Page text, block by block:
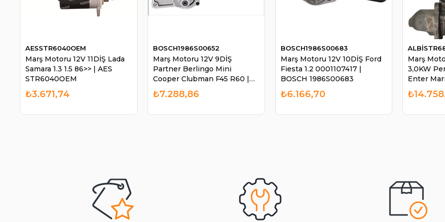
Marş Motoru 12V 11DİŞ Lada
Samara 1.3 1.5 86>> | AES
STR6040OEM
AESSTR6040OEM
₺3.671,74
Marş Motoru 12V 9DİŞ
Partner Berlingo Mini
Cooper Clubman F45 R60 |
BOSCH 1986S00652
BOSCH1986S00652
₺7.288,86
Marş Motoru 12V 10DİŞ Ford
Fiesta 1.2 0001107417 |
BOSCH 1986S00683
BOSCH1986S00683
₺6.166,70
Marş
3,0KW
Enter
STR6834